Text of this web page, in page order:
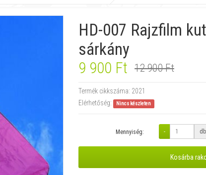
HD-007 Rajzfilm
sárkány
9 900 Ft 12 900 Ft
Termék cikkszáma: 2021
Elérhetőség:
Nincs készleten
Mennyiség: - db
Kosárba